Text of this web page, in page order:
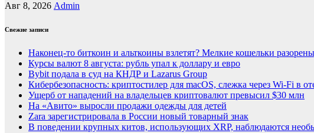
Авг 8, 2026 Admin
Свежие записи
Наконец-то биткоин и альткоины взлетят? Мелкие кошельки
Курсы валют 8 августа: рубль упал к доллару и евро
Bybit подала в суд на КНДР и Lazarus Group
Кибербезопасность: криптостилер для macOS, слежка через Wi-Fi в
Ущерб от нападений на владельцев криптовалют превысил $30 млн
На «Авито» выросли продажи одежды для детей
Zara зарегистрировала в России новый товарный знак
В поведении крупных китов, использующих XRP, наблюдаются